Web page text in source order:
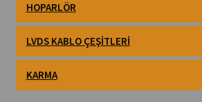
HOPARLÖR
LVDS KABLO ÇEŞITLERI
KARMA